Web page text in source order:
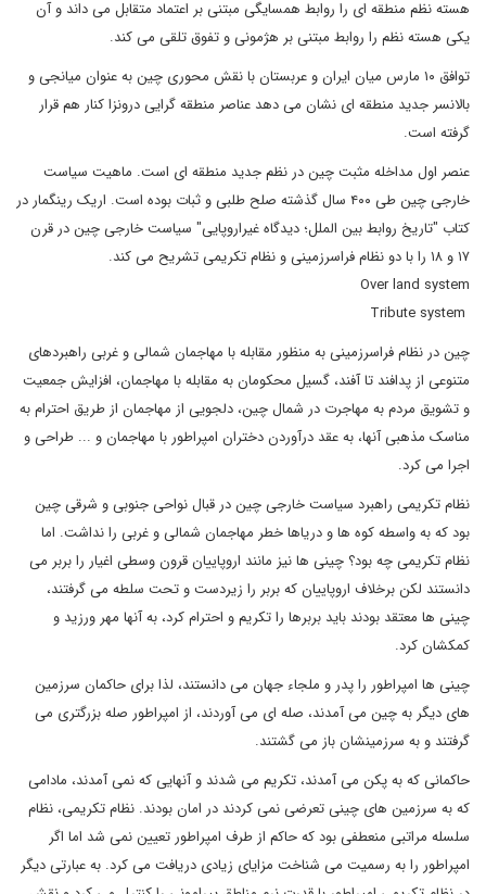
هسته نظم منطقه ای را روابط همسایگی مبتنی بر اعتماد متقابل می داند و آن
یکی هسته نظم را روابط مبتنی بر هژمونی و تفوق تلقی می کند.
توافق ۱۰ مارس میان ایران و عربستان با نقش محوری چین به عنوان میانجی و
بالانسر جدید منطقه ای نشان می دهد عناصر منطقه گرایی درونزا کنار هم قرار
گرفته است.
عنصر اول مداخله مثبت چین در نظم جدید منطقه ای است. ماهیت سیاست
خارجی چین طی ۴۰۰ سال گذشته صلح طلبی و ثبات بوده است. اریک رینگمار در
کتاب "تاریخ روابط بین الملل؛ دیدگاه غیراروپایی" سیاست خارجی چین در قرن
۱۷ و ۱۸ را با دو نظام فراسرزمینی و نظام تکریمی تشریح می کند.
Over land system
چین در نظام فراسرزمینی به منظور مقابله با مهاجمان شمالی و غربی راهبردهای
متنوعی از پدافند تا آفند، گسیل محکومان به مقابله با مهاجمان، افزایش جمعیت
و تشویق مردم به مهاجرت در شمال چین، دلجویی از مهاجمان از طریق احترام به
مناسک مذهبی آنها، به عقد درآوردن دختران امپراطور با مهاجمان و ... طراحی و
اجرا می کرد.
نظام تکریمی راهبرد سیاست خارجی چین در قبال نواحی جنوبی و شرقی چین
بود که به واسطه کوه ها و دریاها خطر مهاجمان شمالی و غربی را نداشت. اما
نظام تکریمی چه بود؟ چینی ها نیز مانند اروپاییان قرون وسطی اغیار را بربر می
دانستند لکن برخلاف اروپاییان که بربر را زیردست و تحت سلطه می گرفتند،
چینی ها معتقد بودند باید بربرها را تکریم و احترام کرد، به آنها مهر ورزید و
کمکشان کرد.
چینی ها امپراطور را پدر و ملجاء جهان می دانستند، لذا برای حاکمان سرزمین
های دیگر به چین می آمدند، صله ای می آوردند، از امپراطور صله بزرگتری می
گرفتند و به سرزمینشان باز می گشتند.
حاکمانی که به پکن می آمدند، تکریم می شدند و آنهایی که نمی آمدند، مادامی
که به سرزمین های چینی تعرضی نمی کردند در امان بودند. نظام تکریمی، نظام
سلسله مراتبی منعطفی بود که حاکم از طرف امپراطور تعیین نمی شد اما اگر
امپراطور را به رسمیت می شناخت مزایای زیادی دریافت می کرد. به عبارتی دیگر